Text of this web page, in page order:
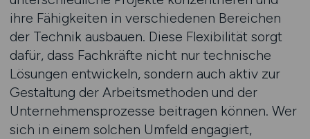
ihre Fähigkeiten in verschiedenen Bereichen
der Technik ausbauen. Diese Flexibilität sorgt
dafür, dass Fachkräfte nicht nur technische
Lösungen entwickeln, sondern auch aktiv zur
Gestaltung der Arbeitsmethoden und der
Unternehmensprozesse beitragen können. Wer
sich in einem solchen Umfeld engagiert,